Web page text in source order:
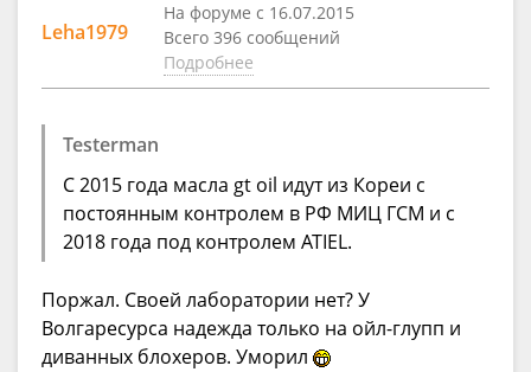
Leha1979
На форуме с 16.07.2015
Всего 396 сообщений
Подробнее
Testerman
С 2015 года масла gt oil идут из Кореи с
постоянным контролем в РФ МИЦ ГСМ и с
2018 года под контролем ATIEL.
Поржал. Своей лаборатории нет? У
Волгаресурса надежда только на ойл-глупп и
диванных блохеров. Уморил